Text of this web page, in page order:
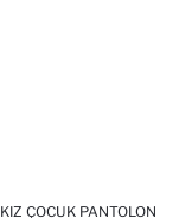
KIZ ÇOCUK PANTOLON